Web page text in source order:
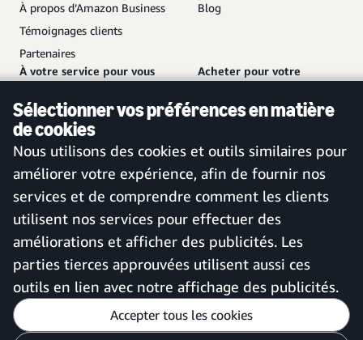
Sélectionner vos préférences en matière
de cookies
Nous utilisons des cookies et outils similaires pour
améliorer votre expérience, afin de fournir nos
services et de comprendre comment les clients
utilisent nos services pour effectuer des
améliorations et afficher des publicités. Les
parties tierces approuvées utilisent aussi ces
outils en lien avec notre affichage des publicités.
Accepter tous les cookies
À propos d’Amazon Business
Témoignages clients
Partenaires
Blog
À votre service pour vous
Nous contacter
Service client et assistance
Plan de site
Acheter pour votre
Créer un compte gratuit
Application mobile Amazon
Business
France